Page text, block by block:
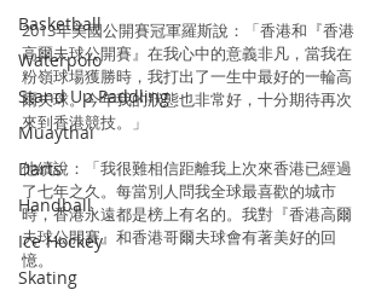
Basketball
Waterpolo
Stand Up Paddling
Muaythai
Darts
Handball
Ice Hockey
Skating
2013年美國公開賽冠軍羅斯說：「香港和『香港
高爾夫球公開賽』在我心中的意義非凡，當我在
粉嶺球場獲勝時，我打出了一生中最好的一輪高
爾夫球。今年我的狀態也非常好，十分期待再次
來到香港競技。」
他續說：「我很難相信距離我上次來香港已經過
了七年之久。每當別人問我全球最喜歡的城市
時，香港永遠都是榜上有名的。我對『香港高爾
夫球公開賽』和香港哥爾夫球會有著美好的回
憶。